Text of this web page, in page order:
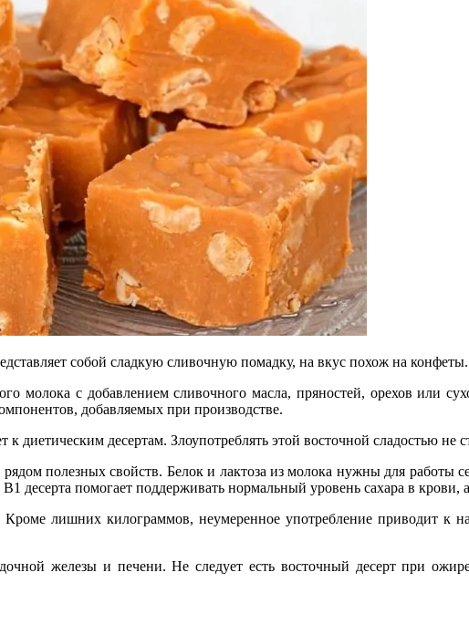
собой сладкую сливочную помадку, на вкус похож на конфеты.
молока с добавлением сливочного масла, пряностей, орехов или
добавляемых при производстве.
десертам. Злоупотреблять этой восточной сладостью не
рядом полезных свойств. Белок и лактоза из молока нужны для
десерта помогает поддерживать нормальный уровень сахара в
Кроме лишних килограммов, неумеренное употребление приводит
железы и печени. Не следует есть восточный десерт при